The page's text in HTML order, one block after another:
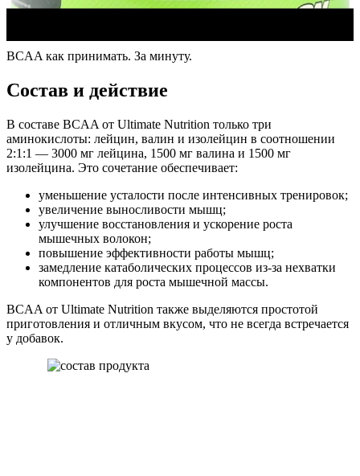
BCAA как принимать. За минуту.
Состав и действие
В составе BCAA от Ultimate Nutrition только три
аминокислоты: лейцин, валин и изолейцин в соотношении
2:1:1 — 3000 мг лейцина, 1500 мг валина и 1500 мг
изолейцина. Это сочетание обеспечивает:
уменьшение усталости после интенсивных тренировок;
увеличение выносливости мышц;
улучшение восстановления и ускорение роста
мышечных волокон;
повышение эффективности работы мышц;
замедление катаболических процессов из-за нехватки
компонентов для роста мышечной массы.
BCAA от Ultimate Nutrition также выделяются простотой
приготовления и отличным вкусом, что не всегда встречается
у добавок.